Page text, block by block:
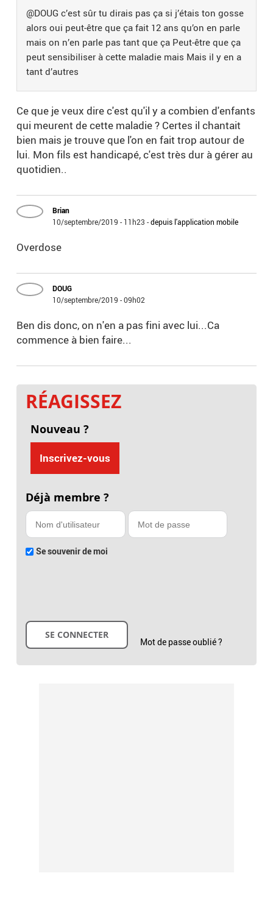
@DOUG c’est sûr tu dirais pas ça si j’étais ton gosse
alors oui peut-être que ça fait 12 ans qu’on en parle
mais on n’en parle pas tant que ça Peut-être que ça
peut sensibiliser à cette maladie mais Mais il y en a
tant d’autres
Ce que je veux dire c'est qu'il y a combien d'enfants
qui meurent de cette maladie ? Certes il chantait
bien mais je trouve que l'on en fait trop autour de
lui. Mon fils est handicapé, c'est très dur à gérer au
quotidien..
Brian
10/septembre/2019 - 11h23 -depuis l'application mobile
Overdose
DOUG
10/septembre/2019 - 09h02
Ben dis donc, on n'en a pas fini avec lui...Ca
commence à bien faire...
RÉAGISSEZ
Nouveau ?
Inscrivez-vous
Déjà membre ?
Se souvenir de moi
Mot de passe oublié ?